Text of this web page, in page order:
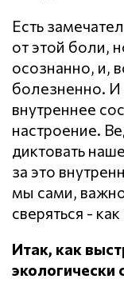
Есть
от этой боли,
осознанно, и,
болезненно. И
внутреннее
настроение.
диктовать
за это
мы сами,
сверяться -
Итак, как
экологически